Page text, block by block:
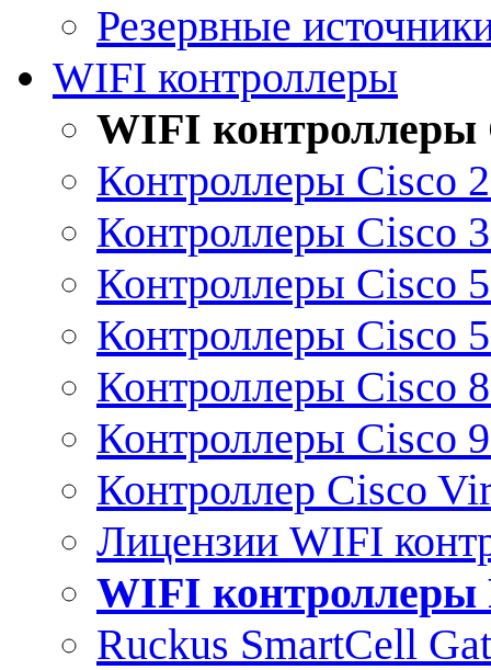
Резервные
WIFI контроллеры
WIFI контроллеры
Контроллеры Cisco
Контроллеры Cisco
Контроллеры Cisco
Контроллеры Cisco
Контроллеры Cisco
Контроллеры Cisco
Контроллер Cisco
Лицензии WIFI
WIFI контроллеры
Ruckus SmartCell